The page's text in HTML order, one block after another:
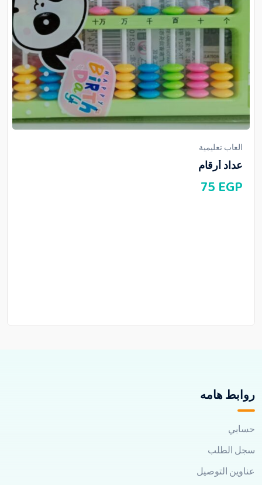
العاب تعليمية
عداد أرقام
75 EGP
روابط هامه
حسابي
سجل الطلب
عناوين التوصيل